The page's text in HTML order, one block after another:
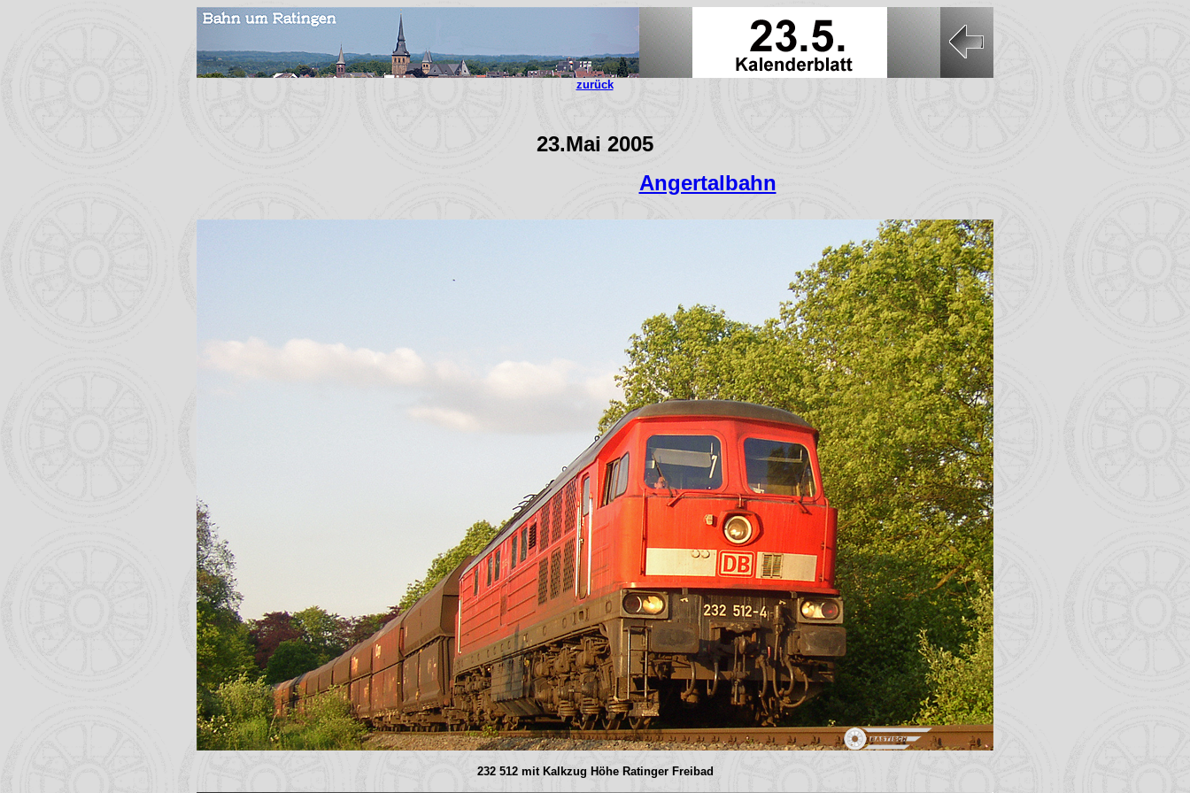
zurück
23.Mai 2005
Angertalbahn
232 512 mit Kalkzug Höhe Ratinger Freibad